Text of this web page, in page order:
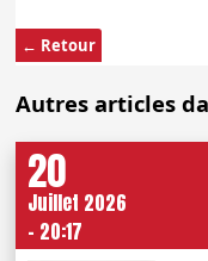
← Retour
Autres articles
20
Juillet 2026
- 20:17